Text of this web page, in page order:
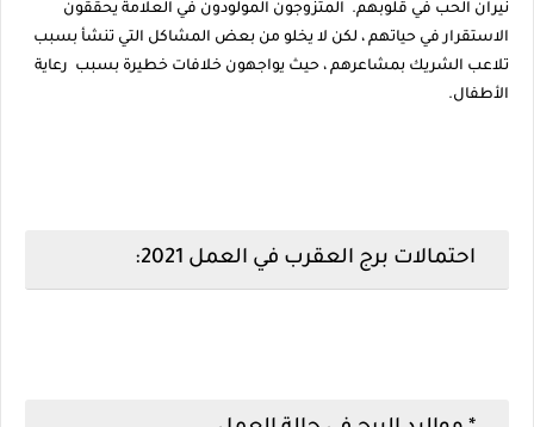
نيران الحب في قلوبهم. المتزوجون المولودون في العلامة يحققون
الاستقرار في حياتهم ، لكن لا يخلو من بعض المشاكل التي تنشأ بسبب
تلاعب الشريك بمشاعرهم ، حيث يواجهون خلافات خطيرة بسبب رعاية
الأطفال.
احتمالات برج العقرب في العمل 2021: